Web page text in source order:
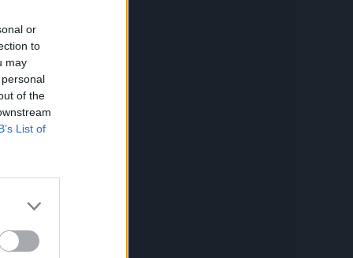
or
to
may
of the
List of